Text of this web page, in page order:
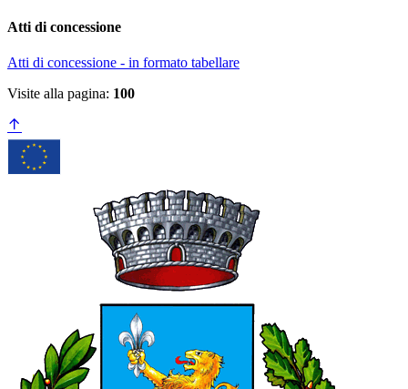
Atti di concessione
Atti di concessione - in formato tabellare
Visite alla pagina: 100